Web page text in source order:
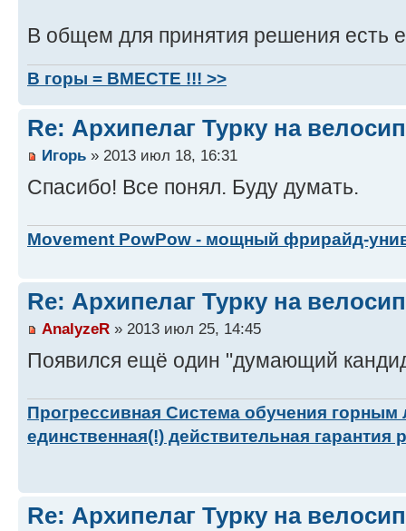
В общем для принятия решения есть
В горы = ВМЕСТЕ !!! >>
Re: Архипелаг Турку на
Игорь » 2013 июл 18, 16:31
Спасибо! Все понял. Буду думать.
Movement PowPow - мощный фрирайд-
Re: Архипелаг Турку на
AnalyzeR » 2013 июл 25, 14:45
Появился ещё один "думающий
Прогрессивная Система обучения
единственная(!) действительная гарантия
Re: Архипелаг Турку на